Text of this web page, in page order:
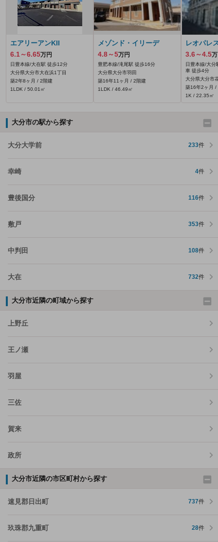
エアリーアンKII
6.1～6.65万円
日豊本線/大在駅 徒歩12分
大分県大分市大在浜1丁目
築2年8ヶ月 / 2階建
1LDK / 50.01㎡
メゾンド・イリーデ
4.8～5万円
豊肥本線/滝尾駅 徒歩16分
大分県大分市羽田
築16年11ヶ月 / 2階建
1LDK / 46.49㎡
レオパレ
3.6～4.5
日豊本線/大分
車 徒歩4分
大分県大分市
築16年2ヶ月 /
1K / 22.35㎡
大分市の駅から探す
大分大学前 233件
幸崎 4件
豊後国分 116件
敷戸 353件
中判田 108件
大在 732件
大分市近隣の町域から探す
上野丘
王ノ瀬
羽屋
三佐
賀来
政所
大分市近隣の市区町村から探す
速見郡日出町 737件
玖珠郡九重町 28件